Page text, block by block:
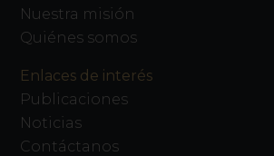
Nuestra misión
Quiénes somos
Enlaces de interés
Publicaciones
Noticias
Contáctanos